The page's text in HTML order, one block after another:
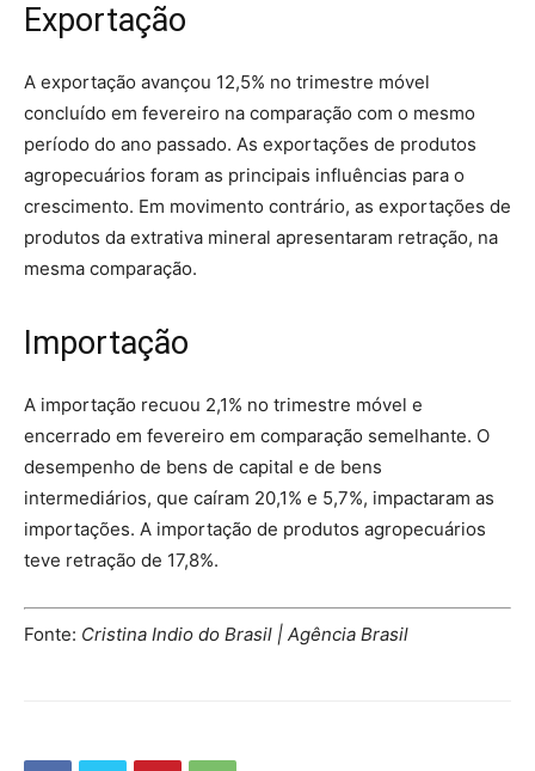
Exportação
A exportação avançou 12,5% no trimestre móvel
concluído em fevereiro na comparação com o mesmo
período do ano passado. As exportações de produtos
agropecuários foram as principais influências para o
crescimento. Em movimento contrário, as exportações de
produtos da extrativa mineral apresentaram retração, na
mesma comparação.
Importação
A importação recuou 2,1% no trimestre móvel e
encerrado em fevereiro em comparação semelhante. O
desempenho de bens de capital e de bens
intermediários, que caíram 20,1% e 5,7%, impactaram as
importações. A importação de produtos agropecuários
teve retração de 17,8%.
Fonte: Cristina Indio do Brasil | Agência Brasil